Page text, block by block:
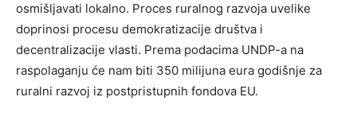
osmišljavati lokalno. Proces ruralnog razvoja uvelike
doprinosi procesu demokratizacije društva i
decentralizacije vlasti. Prema podacima UNDP-a na
raspolaganju će nam biti 350 milijuna eura godišnje za
ruralni razvoj iz postpristupnih fondova EU.